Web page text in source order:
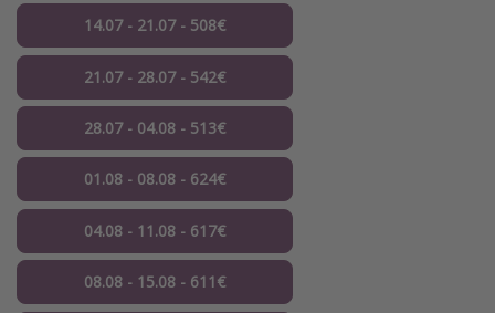
14.07 - 21.07 - 508€
21.07 - 28.07 - 542€
28.07 - 04.08 - 513€
01.08 - 08.08 - 624€
04.08 - 11.08 - 617€
08.08 - 15.08 - 611€